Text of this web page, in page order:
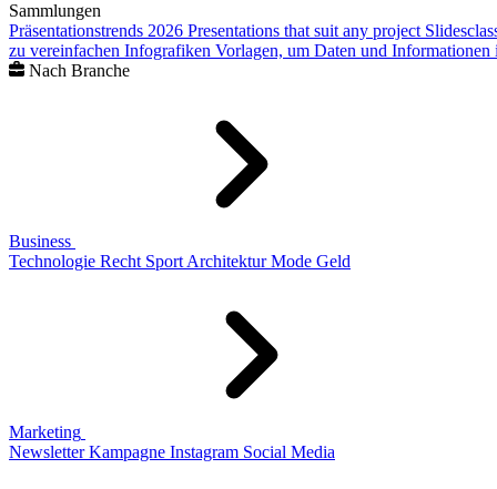
Sammlungen
Präsentationstrends 2026 Presentations that suit any project
zu vereinfachen Infografiken Vorlagen, um Daten und
Nach Branche
Business
Technologie Recht Sport Architektur Mode Geld
Marketing
Newsletter Kampagne Instagram Social Media